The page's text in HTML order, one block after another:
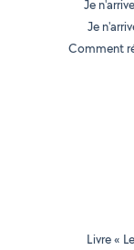
Je
Je
Comment
Livre «